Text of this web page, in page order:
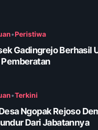
•Peristiwa
Gadingrejo Berhasil
•Terkini
Ngopak Rejoso
Dari Jabatannya